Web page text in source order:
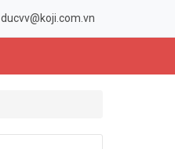
ducvv@koji.com.vn